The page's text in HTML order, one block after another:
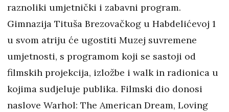
raznoliki umjetnički i zabavni program.
Gimnazija Tituša Brezovačkog u Habdelićevoj 1
u svom atriju će ugostiti Muzej suvremene
umjetnosti, s programom koji se sastoji od
filmskih projekcija, izložbe i walk in radionica u
kojima sudjeluje publika. Filmski dio donosi
naslove Warhol: The American Dream, Loving